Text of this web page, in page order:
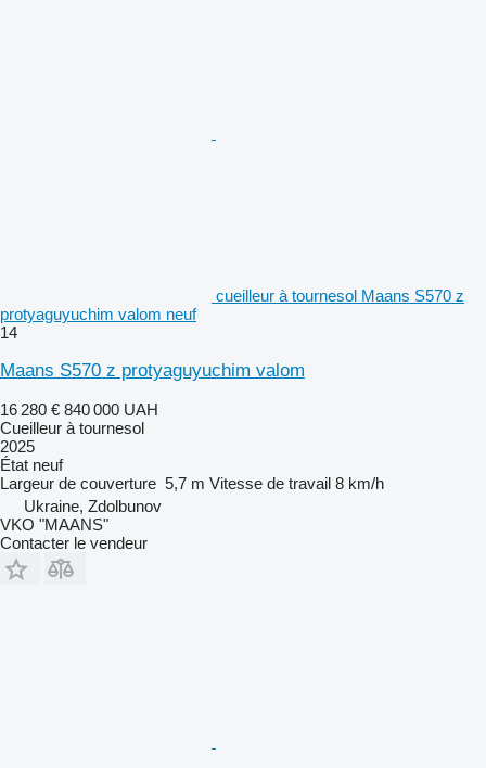
cueilleur à tournesol Maans S570 z
protyaguyuchim valom neuf
14
Maans S570 z protyaguyuchim valom
16 280 € 840 000 UAH
Cueilleur à tournesol
2025
État neuf
Largeur de couverture 5,7 m Vitesse de travail 8 km/h
Ukraine, Zdolbunov
VKO "MAANS"
Contacter le vendeur